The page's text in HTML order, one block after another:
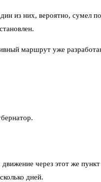
из них, вероятно, сумел
маршрут уже
через этот же
дней.